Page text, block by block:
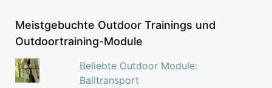
Meistgebuchte Outdoor Trainings und
Outdoortraining-Module
Beliebte Outdoor Module:
Balltransport